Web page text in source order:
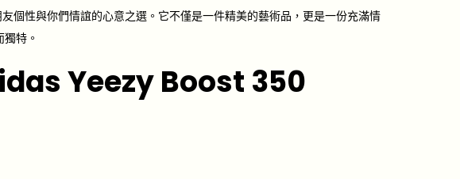
個性與你們情誼的心意之選。它不僅是一件精美的藝術品，更是一份充滿情
特。
Yeezy Boost 350